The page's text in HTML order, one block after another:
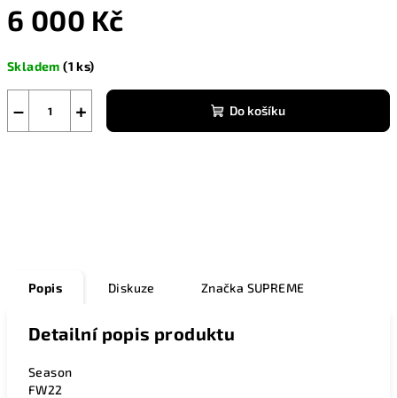
6 000 Kč
cena:
Skladem(1 ks)
+
− Do košíku
Popis Diskuze Značka SUPREME
Detailní popis produktu
Season
FW22